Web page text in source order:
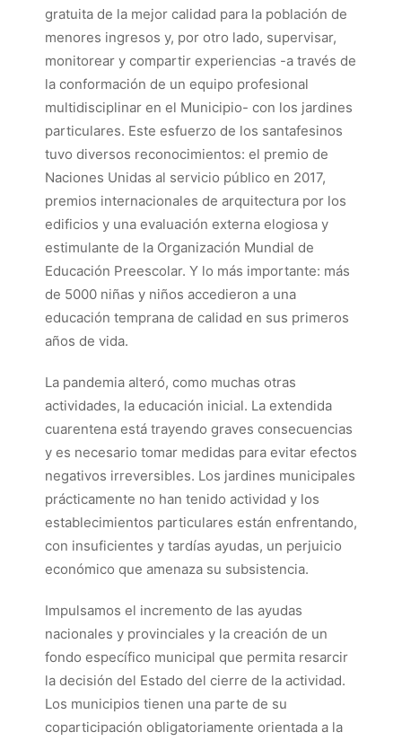
gratuita de la mejor calidad para la población de
menores ingresos y, por otro lado, supervisar,
monitorear y compartir experiencias -a través de
la conformación de un equipo profesional
multidisciplinar en el Municipio- con los jardines
particulares. Este esfuerzo de los santafesinos
tuvo diversos reconocimientos: el premio de
Naciones Unidas al servicio público en 2017,
premios internacionales de arquitectura por los
edificios y una evaluación externa elogiosa y
estimulante de la Organización Mundial de
Educación Preescolar. Y lo más importante: más
de 5000 niñas y niños accedieron a una
educación temprana de calidad en sus primeros
años de vida.
La pandemia alteró, como muchas otras
actividades, la educación inicial. La extendida
cuarentena está trayendo graves consecuencias
y es necesario tomar medidas para evitar efectos
negativos irreversibles. Los jardines municipales
prácticamente no han tenido actividad y los
establecimientos particulares están enfrentando,
con insuficientes y tardías ayudas, un perjuicio
económico que amenaza su subsistencia.
Impulsamos el incremento de las ayudas
nacionales y provinciales y la creación de un
fondo específico municipal que permita resarcir
la decisión del Estado del cierre de la actividad.
Los municipios tienen una parte de su
coparticipación obligatoriamente orientada a la